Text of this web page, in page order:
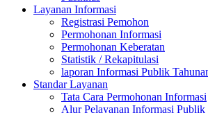
Layanan Informasi
Registrasi Pemohon
Permohonan Informasi
Permohonan Keberatan
Statistik / Rekapitulasi
laporan Informasi Publik
Standar Layanan
Tata Cara Permohonan Informasi
Alur Pelayanan Informasi Publik